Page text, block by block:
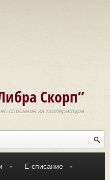
Скорп”
списание за литература
Е-списание